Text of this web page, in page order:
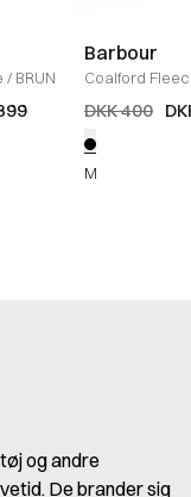
/ BRUN
Barbour
Coalford
Handsker
DKK 400
M
og andre
De brander sig